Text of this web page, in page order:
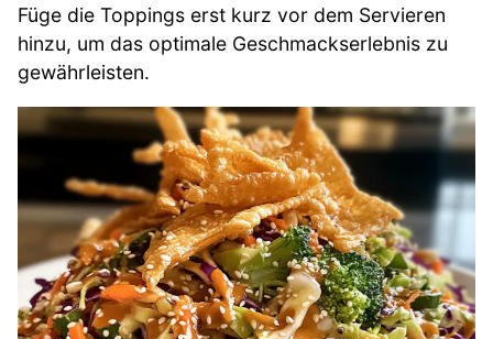
Füge die Toppings erst kurz vor dem Servieren
hinzu, um das optimale Geschmackserlebnis zu
gewährleisten.